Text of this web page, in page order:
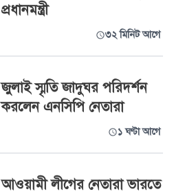
প্রধানমন্ত্রী
৩২ মিনিট আগে
জুলাই স্মৃতি জাদুঘর পরিদর্শন
করলেন এনসিপি নেতারা
১ ঘণ্টা আগে
আওয়ামী লীগের নেতারা ভারতে